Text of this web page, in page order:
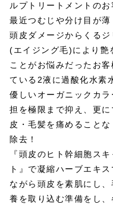
ルプトリートメントの
最近つむじや分け目が
頭皮ダメージからくる
(エイジング毛)により艶
ことがお悩みだったお
ている2液に過酸化水素
優しいオーガニックカ
担を極限まで抑え、更
皮・毛髪を痛めること
除去！
『頭皮のヒト幹細胞ス
ト』で凝縮ハーブエキ
ながら頭皮を素肌にし
養を取り込む準備をし